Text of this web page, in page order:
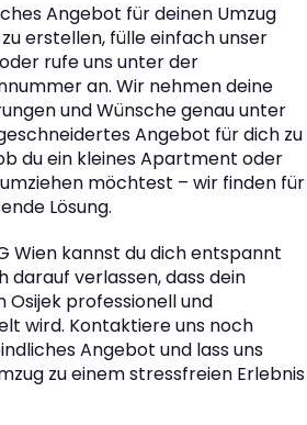
Angebot für deinen Umzug
erstellen, fülle einfach unser
rufe uns unter der
an. Wir nehmen deine
und Wünsche genau unter
Angebot für dich zu
du ein kleines Apartment oder
möchtest – wir finden für
Lösung.
Wien kannst du dich entspannt
darauf verlassen, dass dein
Osijek professionell und
wird. Kontaktiere uns noch
Angebot und lass uns
zu einem stressfreien Erlebnis